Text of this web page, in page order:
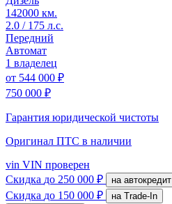
142000 км.
2.0 / 175 л.с.
Передний
Автомат
1 владелец
от 544 000 ₽
750 000 ₽
Гарантия юридической чистоты
Оригинал ПТС в наличии
vin VIN проверен
Скидка до 250 000 ₽ на автокредит
Скидка до 150 000 ₽
на Trade-In